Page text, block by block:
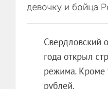
девочку и бойца
Свердловский
года открыл
режима. Кроме
рублей.